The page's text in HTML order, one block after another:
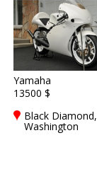
Yamaha
13500 $
Black Diamond,
Washington